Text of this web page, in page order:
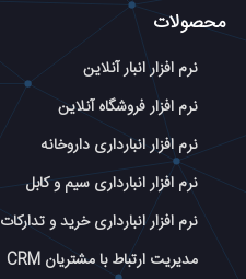
محصولات
نرم افزار انبار آنلاین
نرم افزار فروشگاه آنلاین
نرم افزار انبارداری داروخانه
نرم افزار انبارداری سیم و کابل
نرم افزار انبارداری خرید و تدارکات
مدیریت ارتباط با مشتریان CRM